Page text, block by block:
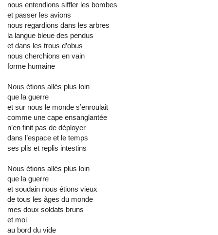
nous entendions siffler les bombes
et passer les avions
nous regardions dans les arbres
la langue bleue des pendus
et dans les trous d’obus
nous cherchions en vain
forme humaine
Nous étions allés plus loin
que la guerre
et sur nous le monde s’enroulait
comme une cape ensanglantée
n’en finit pas de déployer
dans l’espace et le temps
ses plis et replis intestins
Nous étions allés plus loin
que la guerre
et soudain nous étions vieux
de tous les âges du monde
mes doux soldats bruns
et moi
au bord du vide